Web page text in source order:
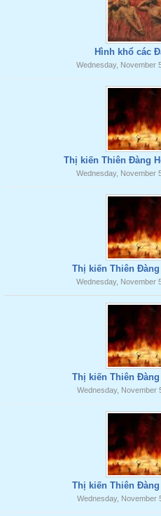
Hình khổ các
Wednesday, November
Thị kiến Thiên Đàng
Wednesday, November
Thị kiến Thiên
Wednesday, November
Thị kiến Thiên
Wednesday, November
Thị kiến Thiên
Wednesday, November